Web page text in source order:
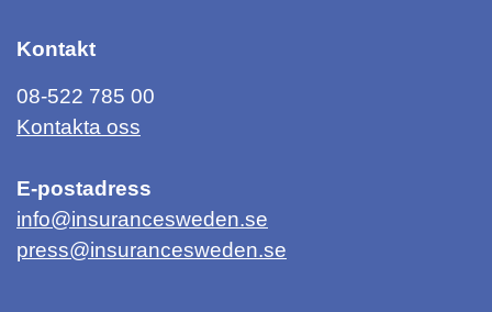
Kontakt
08-522 785 00
Kontakta oss
E-postadress
info@insurancesweden.se
press@insurancesweden.se